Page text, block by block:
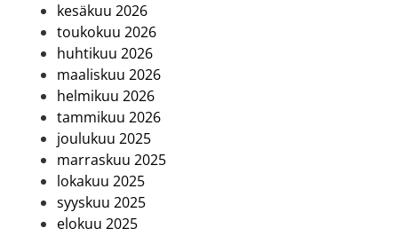
kesäkuu 2026
toukokuu 2026
huhtikuu 2026
maaliskuu 2026
helmikuu 2026
tammikuu 2026
joulukuu 2025
marraskuu 2025
lokakuu 2025
syyskuu 2025
elokuu 2025